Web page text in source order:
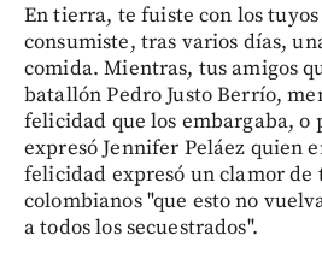
En tierra, te fuiste con los
consumiste, tras varios días,
comida. Mientras, tus amigos
batallón Pedro Justo Berrío,
felicidad que los embargaba, o
expresó Jennifer Peláez quien
felicidad expresó un clamor de
colombianos "que esto no
a todos los secuestrados".